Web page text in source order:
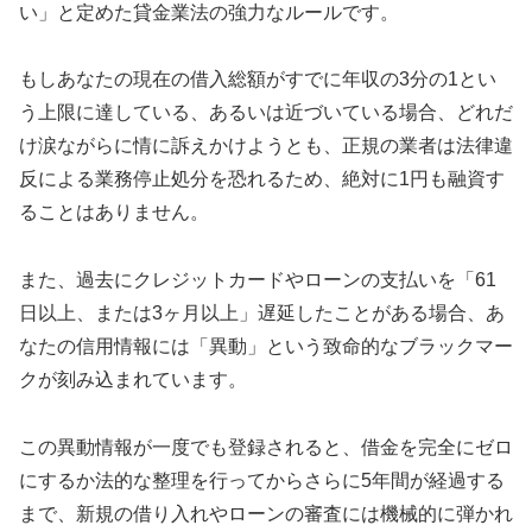
い」と定めた貸金業法の強力なルールです。
もしあなたの現在の借入総額がすでに年収の3分の1とい
う上限に達している、あるいは近づいている場合、どれだ
け涙ながらに情に訴えかけようとも、正規の業者は法律違
反による業務停止処分を恐れるため、絶対に1円も融資す
ることはありません。
また、過去にクレジットカードやローンの支払いを「61
日以上、または3ヶ月以上」遅延したことがある場合、あ
なたの信用情報には「異動」という致命的なブラックマー
クが刻み込まれています。
この異動情報が一度でも登録されると、借金を完全にゼロ
にするか法的な整理を行ってからさらに5年間が経過する
まで、新規の借り入れやローンの審査には機械的に弾かれ